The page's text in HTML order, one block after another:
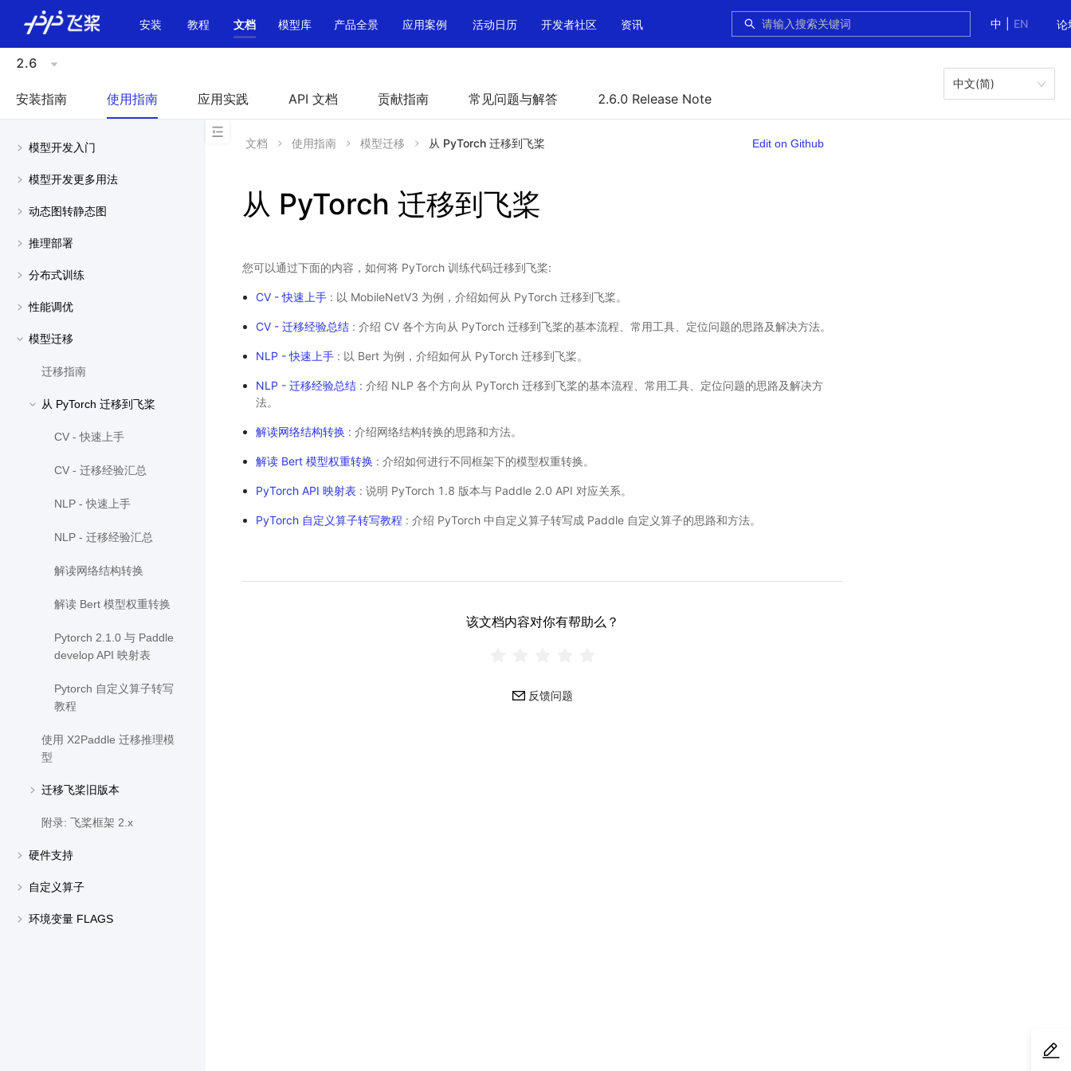
中
EN 论
安装 教程 文档 模型库 产品全景 应用案例 活动日历 开发者社区 资讯
2.6
安装指南 使用指南 应用实践 API 文档 贡献指南 常见问题与解答 2.6.0 Release Note
中文(简)
模型开发入门
模型开发更多用法
动态图转静态图
推理部署
分布式训练
性能调优
模型迁移
迁移指南
从 PyTorch 迁移到飞桨
CV - 快速上手
CV - 迁移经验汇总
NLP - 快速上手
NLP - 迁移经验汇总
解读网络结构转换
解读 Bert 模型权重转换
Pytorch 2.1.0 与 Paddle
develop API 映射表
Pytorch 自定义算子转写
教程
使用 X2Paddle 迁移推理模
型
迁移飞桨旧版本
附录: 飞桨框架 2.x
硬件支持
自定义算子
环境变量 FLAGS
文档 使用指南 模型迁移 从 PyTorch 迁移到飞桨 Edit on Github
从 PyTorch 迁移到飞桨
您可以通过下面的内容，如何将 PyTorch 训练代码迁移到飞桨:
CV - 快速上手: 以 MobileNetV3 为例，介绍如何从 PyTorch 迁移到飞桨。
CV - 迁移经验总结: 介绍 CV 各个方向从 PyTorch 迁移到飞桨的基本流程、常用工具、定位问题的思路及解决方法。
NLP - 快速上手: 以 Bert 为例，介绍如何从 PyTorch 迁移到飞桨。
NLP - 迁移经验总结: 介绍 NLP 各个方向从 PyTorch 迁移到飞桨的基本流程、常用工具、定位问题的思路及解决方
法。
解读网络结构转换 : 介绍网络结构转换的思路和方法。
解读 Bert 模型权重转换 : 介绍如何进行不同框架下的模型权重转换。
PyTorch API 映射表 : 说明 PyTorch 1.8 版本与 Paddle 2.0 API 对应关系。
PyTorch 自定义算子转写教程 : 介绍 PyTorch 中自定义算子转写成 Paddle 自定义算子的思路和方法。
该文档内容对你有帮助么？
反馈问题